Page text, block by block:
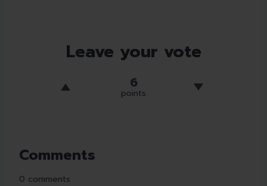
Leave your vote
6
points
Comments
0 comments